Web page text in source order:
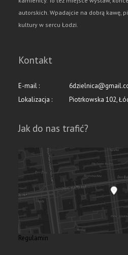
autorskich. Wpadajcie na dobrą kawę,
kultury w sercu Łodzi.
Kontakt
E-mail :
Lokalizacja :
Piotrkowska 102,
Jak do nas trafić?
Regulamin